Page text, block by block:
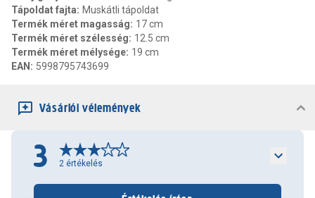
Tápoldat fajta: Muskátli tápoldat
Termék méret magasság: 17 cm
Termék méret szélesség: 12.5 cm
Termék méret mélysége: 19 cm
EAN : 5998795743699
Vásárlói vélemények
3 2 értékelés